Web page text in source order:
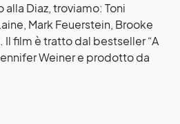
Diaz, troviamo: Toni
Mark Feuerstein, Brooke
Il film è tratto dal bestseller “A
Weiner e prodotto da